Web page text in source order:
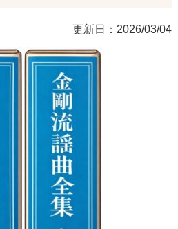
更新日：2026/03/04